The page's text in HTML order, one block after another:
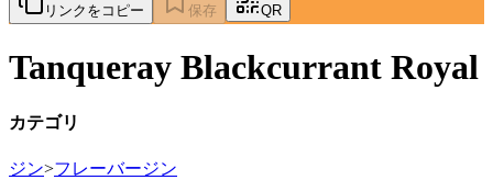
リンクをコピー 保存 QR
Tanqueray Blackcurrant Royal
カテゴリ
ジン>フレーバージン